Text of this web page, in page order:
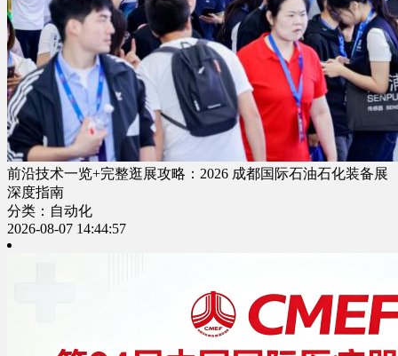
前沿技术一览+完整逛展攻略：2026 成都国际石油石化装备展
深度指南
分类：自动化
2026-08-07 14:44:57